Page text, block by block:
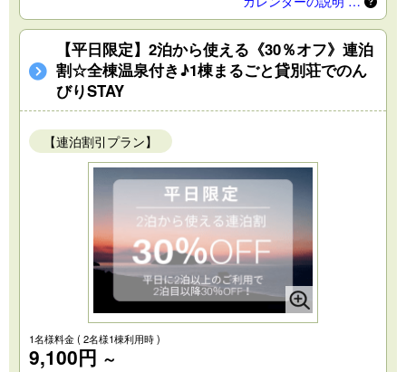
【平日限定】2泊から使える《30％オフ》連泊
割☆全棟温泉付き♪1棟まるごと貸別荘でのん
びりSTAY
【連泊割引プラン】
1名様料金( 2名様1棟利用時 )
9,100円 ～